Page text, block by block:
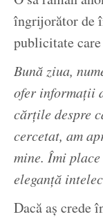
îngrijorător de
publicitate
Bună ziua,
ofer informații
cărțile despre
cercetat, am
mine. Îmi
eleganță
Dacă aș crede